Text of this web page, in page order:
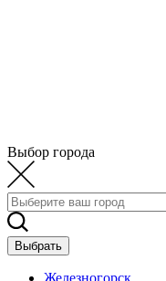
Выбор города
Выбрать
Железногорск